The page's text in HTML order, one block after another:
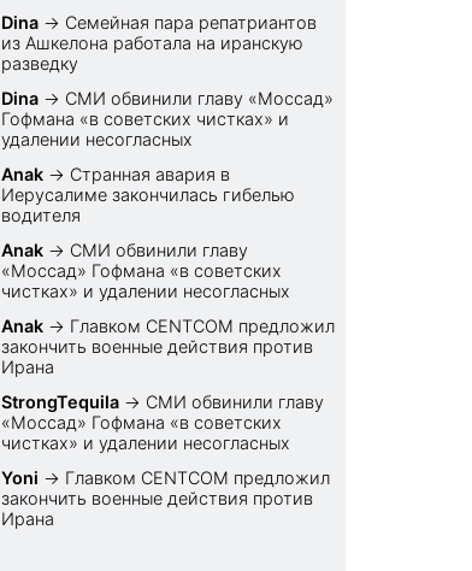
Dina → Семейная пара репатриантов
из Ашкелона работала на иранскую
разведку
Dina → СМИ обвинили главу «Моссад»
Гофмана «в советских чистках» и
удалении несогласных
Anak → Странная авария в
Иерусалиме закончилась гибелью
водителя
Anak → СМИ обвинили главу
«Моссад» Гофмана «в советских
чистках» и удалении несогласных
Anak → Главком CENTCOM предложил
закончить военные действия против
Ирана
StrongTequila → СМИ обвинили главу
«Моссад» Гофмана «в советских
чистках» и удалении несогласных
Yoni → Главком CENTCOM предложил
закончить военные действия против
Ирана